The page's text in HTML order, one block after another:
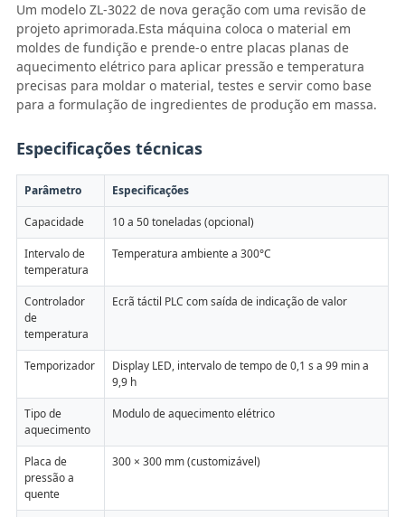
Um modelo ZL-3022 de nova geração com uma revisão de
projeto aprimorada.Esta máquina coloca o material em
moldes de fundição e prende-o entre placas planas de
aquecimento elétrico para aplicar pressão e temperatura
precisas para moldar o material, testes e servir como base
para a formulação de ingredientes de produção em massa.
Especificações técnicas
Parâmetro Especificações
Capacidade 10 a 50 toneladas (opcional)
Intervalo de
temperatura
Temperatura ambiente a 300°C
Controlador
de
temperatura
Ecrã táctil PLC com saída de indicação de valor
Temporizador
Display LED, intervalo de tempo de 0,1 s a 99 min a
9,9 h
Tipo de
aquecimento
Modulo de aquecimento elétrico
Placa de
pressão a
quente
300 × 300 mm (customizável)